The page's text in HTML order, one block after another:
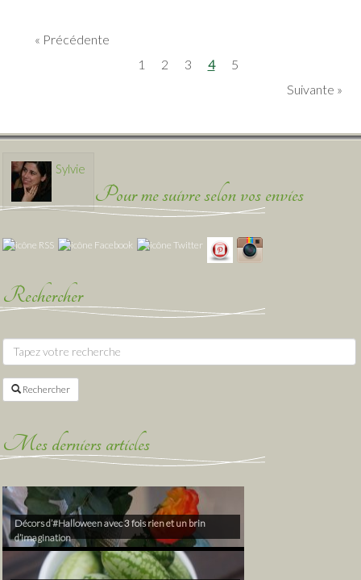
Précédente
1
2 3 4
5
Suivante
Sylvie
Pour me suivre selon vos envies
Rechercher
Rechercher
Mes derniers articles
Décors d’#Halloween avec 3 fois rien et un brin
d’imagination